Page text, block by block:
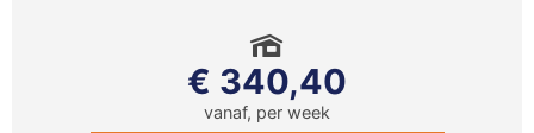
€ 340,40
vanaf, per week